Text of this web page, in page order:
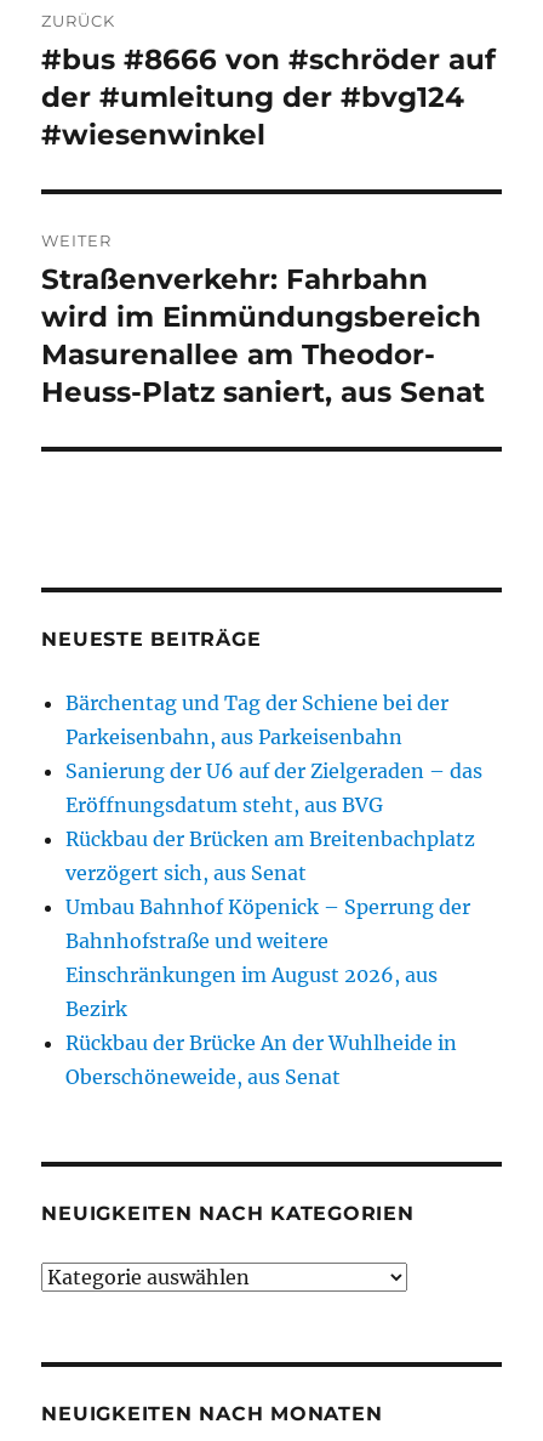
ZURÜCK
Vorheriger
Beitrag:
#bus #8666 von #schröder auf
der #umleitung der #bvg124
#wiesenwinkel
WEITER
Nächster
Beitrag:
Straßenverkehr: Fahrbahn
wird im Einmündungsbereich
Masurenallee am Theodor-
Heuss-Platz saniert, aus Senat
NEUESTE BEITRÄGE
Bärchentag und Tag der Schiene bei der
Parkeisenbahn, aus Parkeisenbahn
Sanierung der U6 auf der Zielgeraden – das
Eröffnungsdatum steht, aus BVG
Rückbau der Brücken am Breitenbachplatz
verzögert sich, aus Senat
Umbau Bahnhof Köpenick – Sperrung der
Bahnhofstraße und weitere
Einschränkungen im August 2026, aus
Bezirk
Rückbau der Brücke An der Wuhlheide in
Oberschöneweide, aus Senat
NEUIGKEITEN NACH KATEGORIEN
Neuigkeiten
NEUIGKEITEN NACH MONATEN